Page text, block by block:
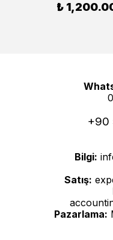
₺
+90
Bilgi:
Satış:
Pazarlama: